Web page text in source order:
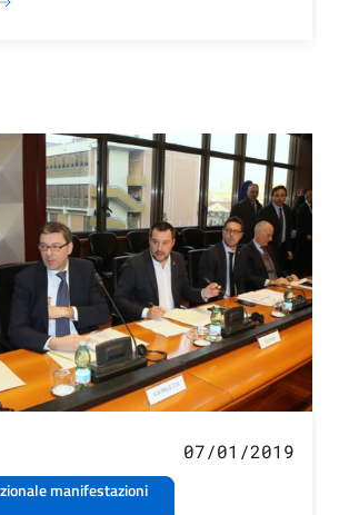
manifestazioni
07/01/2019